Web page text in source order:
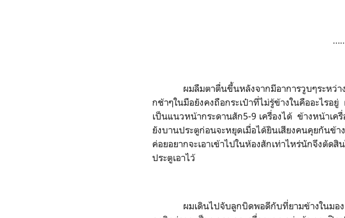
ผมลืมตาตื่นขึ้นหลังจากมีอาการวูบๆระหว่างก
กช้าๆในมือยังคงถือกระเป๋าที่ไม่รู้ข้างในคืออะไรอ
เป็นแนวหน้ากระดานสัก5-9 เครื่องได้ ข้างหน้าเค
ยังบานประตูก่อนจะหยุดเมื่อได้ยินเสียงคนคุยกันข้
ค่อยอยากจะเอาเข้าไปในห้องสักเท่าไหร่นักจึงตัด
ประตูเอาไว้
ผมเดินไปจับลูกบิดพอดีกับที่ยามข้างในมองเ